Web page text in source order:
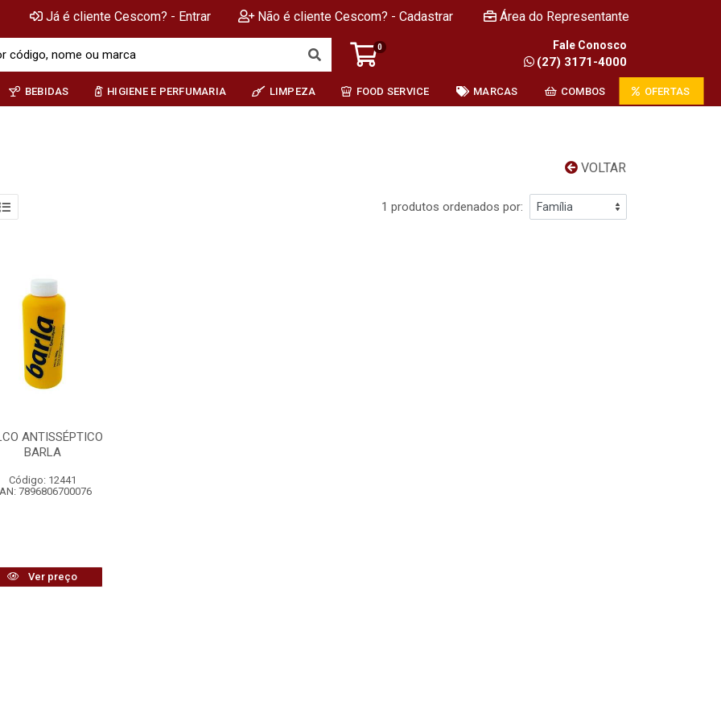
Já é cliente Cescom? - Entrar Não é cliente Cescom? - Cadastrar Área do Representante
0 Fale Conosco
(27) 3171-4000
BEBIDAS HIGIENE E PERFUMARIA LIMPEZA FOOD SERVICE MARCAS COMBOS OFERTAS
VOLTAR
1 produtos ordenados por:
ANTISSÉPTICO
BARLA
Código: 12441
7896806700076
Ver preço